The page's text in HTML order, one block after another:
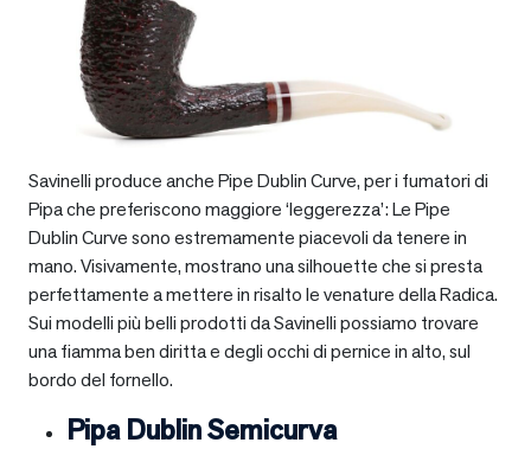
Savinelli produce anche Pipe Dublin Curve, per i fumatori di
Pipa che preferiscono maggiore ‘leggerezza’: Le Pipe
Dublin Curve sono estremamente piacevoli da tenere in
mano. Visivamente, mostrano una silhouette che si presta
perfettamente a mettere in risalto le venature della Radica.
Sui modelli più belli prodotti da Savinelli possiamo trovare
una fiamma ben diritta e degli occhi di pernice in alto, sul
bordo del fornello.
Pipa Dublin Semicurva